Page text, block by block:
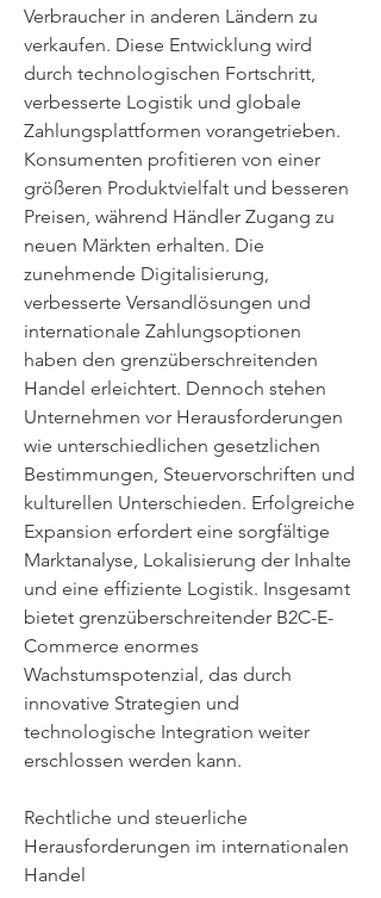
Verbraucher in anderen Ländern zu
verkaufen. Diese Entwicklung wird
durch technologischen Fortschritt,
verbesserte Logistik und globale
Zahlungsplattformen vorangetrieben.
Konsumenten profitieren von einer
größeren Produktvielfalt und besseren
Preisen, während Händler Zugang zu
neuen Märkten erhalten. Die
zunehmende Digitalisierung,
verbesserte Versandlösungen und
internationale Zahlungsoptionen
haben den grenzüberschreitenden
Handel erleichtert. Dennoch stehen
Unternehmen vor Herausforderungen
wie unterschiedlichen gesetzlichen
Bestimmungen, Steuervorschriften und
kulturellen Unterschieden. Erfolgreiche
Expansion erfordert eine sorgfältige
Marktanalyse, Lokalisierung der Inhalte
und eine effiziente Logistik. Insgesamt
bietet grenzüberschreitender B2C-E-
Commerce enormes
Wachstumspotenzial, das durch
innovative Strategien und
technologische Integration weiter
erschlossen werden kann.
Rechtliche und steuerliche
Herausforderungen im internationalen
Handel